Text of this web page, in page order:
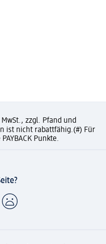
zzgl. Pfand und
ist nicht rabattfähig.(#) Für
Punkte.